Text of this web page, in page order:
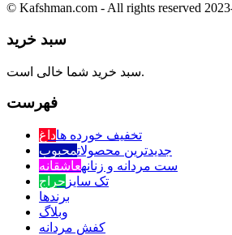
© Kafshman.com - All rights reserved
سبد خرید
سبد خرید شما خالی است.
فهرست
تخفیف خورده هاداغ
جدیدترین محصولاتمحبوب
ست مردانه و زنانهعاشقانه
تک سایز حراج
برندها
وبلاگ
کفش مردانه